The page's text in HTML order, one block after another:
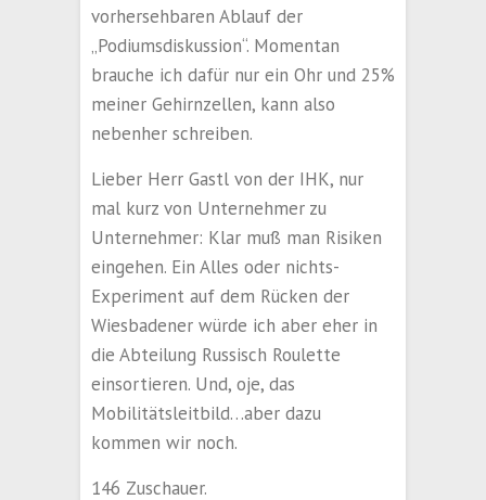
vorhersehbaren Ablauf der
„Podiumsdiskussion“. Momentan
brauche ich dafür nur ein Ohr und 25%
meiner Gehirnzellen, kann also
nebenher schreiben.
Lieber Herr Gastl von der IHK, nur
mal kurz von Unternehmer zu
Unternehmer: Klar muß man Risiken
eingehen. Ein Alles oder nichts-
Experiment auf dem Rücken der
Wiesbadener würde ich aber eher in
die Abteilung Russisch Roulette
einsortieren. Und, oje, das
Mobilitätsleitbild…aber dazu
kommen wir noch.
146 Zuschauer.